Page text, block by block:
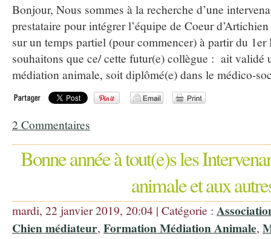
Bonjour, Nous sommes à la recherche d’une
prestataire pour intégrer l’équipe de Coeur
sur un temps partiel (pour commencer) à partir du
souhaitons que ce/ cette futur(e) collègue : ait validé
médiation animale, soit diplômé(e) dans le médico-
2 Commentaires
Bonne année à tout(e)s les
animale et aux
mardi, 22 janvier 2019, 20:04 | Catégorie :
Chien médiateur, Formation Médiation Animale,